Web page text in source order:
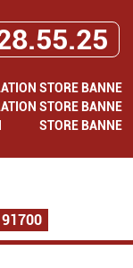
STORE BANNE
STORE BANNE
STORE BANNE